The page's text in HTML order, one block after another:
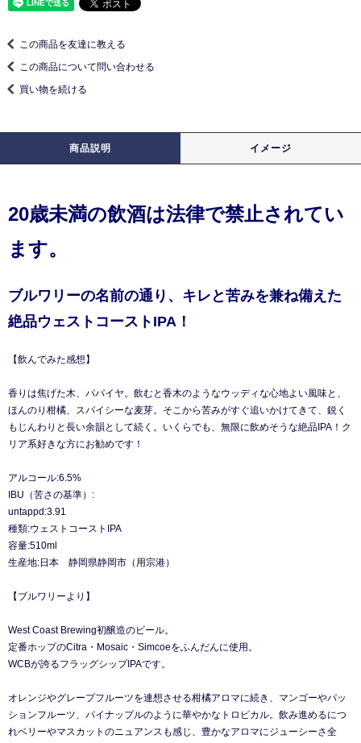
この商品を友達に教える
この商品について問い合わせる
買い物を続ける
商品説明 イメージ
20歳未満の飲酒は法律で禁止されてい
ます。
ブルワリーの名前の通り、キレと苦みを兼ね備えた
絶品ウェストコーストIPA！
【飲んでみた感想】
香りは焦げた木、パパイヤ。飲むと香木のようなウッディな心地よい風味と、
ほんのり柑橘、スパイシーな麦芽。そこから苦みがすぐ追いかけてきて、鋭く
もじんわりと長い余韻として続く。いくらでも、無限に飲めそうな絶品IPA！ク
リア系好きな方にお勧めです！
アルコール:6.5%
IBU（苦さの基準）:
untappd:3.91
種類:ウェストコーストIPA
容量:510ml
生産地:日本 静岡県静岡市（用宗港）
【ブルワリーより】
West Coast Brewing初醸造のビール。
定番ホップのCitra・Mosaic・Simcoeをふんだんに使用。
WCBが誇るフラッグシップIPAです。
オレンジやグレープフルーツを連想させる柑橘アロマに続き、マンゴーやパッ
ションフルーツ、パイナップルのように華やかなトロピカル。飲み進めるにつ
れベリーやマスカットのニュアンスも感じ、豊かなアロマにジューシーさ全